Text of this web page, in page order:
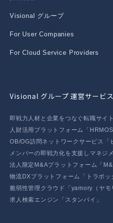
Visional グループ
For User Companies
For Cloud Service Providers
Visional グループ 運営サービス
即戦力人材と企業をつなぐ転職サイ
人財活用プラットフォーム「
OB/OG訪問ネットワークサービス「
メンバーの即戦力化を支援しマネジ
法人限定M&Aプラットフォーム「
物流DXプラットフォーム「トラボッ
脆弱性管理クラウド「yamory（ヤモ
求人検索エンジン「スタンバイ」